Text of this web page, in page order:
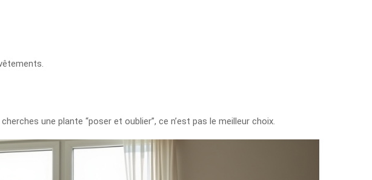
une plante “poser et oublier”, ce n’est pas le meilleur choix.